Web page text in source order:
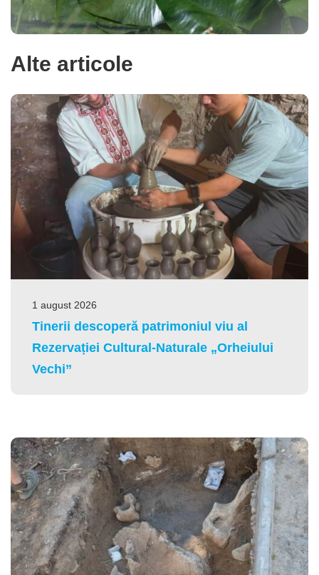
Alte articole
1 august 2026
Tinerii descoperă patrimoniul viu al
Rezervației Cultural-Naturale „Orheiului
Vechi”